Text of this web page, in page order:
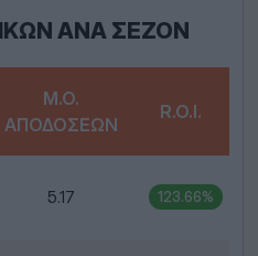
ΑΝΑ ΣΕΖΌΝ
Μ.Ο.
ΑΠΟΔΌΣΕΩΝ
R.O.I.
5.17 123.66%